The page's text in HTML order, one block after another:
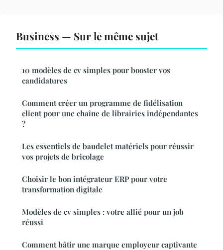
Business — Sur le même sujet
10 modèles de cv simples pour booster vos
candidatures
Comment créer un programme de fidélisation
client pour une chaîne de librairies indépendantes
?
Les essentiels de baudelet matériels pour réussir
vos projets de bricolage
Choisir le bon intégrateur ERP pour votre
transformation digitale
Modèles de cv simples : votre allié pour un job
réussi
Comment bâtir une marque employeur captivante